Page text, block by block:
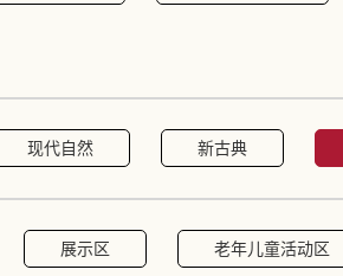
现代自然 新古典
展示区 老年儿童活动区